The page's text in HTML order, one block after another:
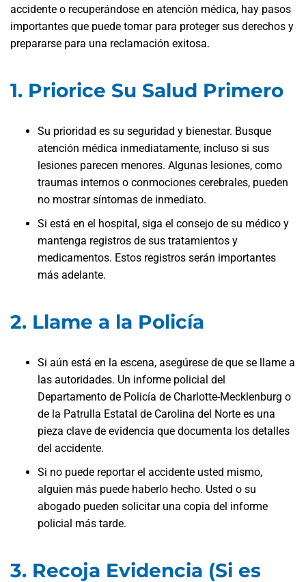
accidente o recuperándose en atención médica, hay pasos
importantes que puede tomar para proteger sus derechos y
prepararse para una reclamación exitosa.
1. Priorice Su Salud Primero
Su prioridad es su seguridad y bienestar. Busque
atención médica inmediatamente, incluso si sus
lesiones parecen menores. Algunas lesiones, como
traumas internos o conmociones cerebrales, pueden
no mostrar síntomas de inmediato.
Si está en el hospital, siga el consejo de su médico y
mantenga registros de sus tratamientos y
medicamentos. Estos registros serán importantes
más adelante.
2. Llame a la Policía
Si aún está en la escena, asegúrese de que se llame a
las autoridades. Un informe policial del
Departamento de Policía de Charlotte-Mecklenburg o
de la Patrulla Estatal de Carolina del Norte es una
pieza clave de evidencia que documenta los detalles
del accidente.
Si no puede reportar el accidente usted mismo,
alguien más puede haberlo hecho. Usted o su
abogado pueden solicitar una copia del informe
policial más tarde.
3. Recoja Evidencia (Si es